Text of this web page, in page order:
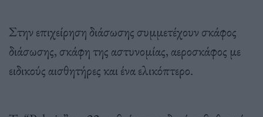
Στην επιχείρηση διάσωσης συμμετέχουν σκάφος
διάσωσης, σκάφη της αστυνομίας, αεροσκάφος με
ειδικούς αισθητήρες και ένα ελικόπτερο.